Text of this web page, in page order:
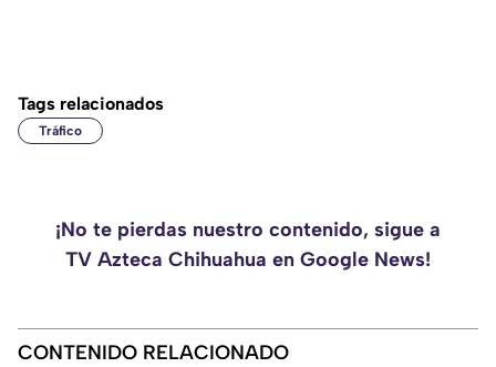
Tags relacionados
Tráfico
¡No te pierdas nuestro contenido, sigue a
TV Azteca Chihuahua en Google News!
CONTENIDO RELACIONADO